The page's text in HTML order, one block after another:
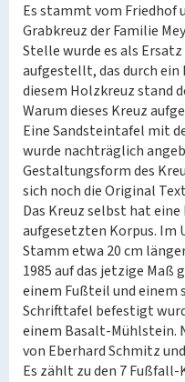
Es stammt vom Friedhof
Grabkreuz der Familie
Stelle wurde es als
aufgestellt, das durch ein
diesem Holzkreuz stand
Warum dieses Kreuz
Eine Sandsteintafel mit
wurde nachträglich
Gestaltungsform des
sich noch die Original
Das Kreuz selbst hat
aufgesetzten Korpus. Im
Stamm etwa 20 cm
1985 auf das jetzige Maß
einem Fußteil und einem
Schrifttafel befestigt
einem Basalt-Mühlstein.
von Eberhard Schmitz
Es zählt zu den 7